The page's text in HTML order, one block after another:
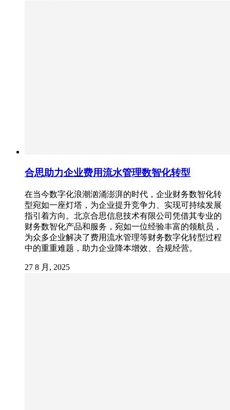
合思助力企业费用流水管理数智化转型
在当今数字化浪潮汹涌澎湃的时代，企业财务数智化转
型宛如一座灯塔，为企业提升竞争力、实现可持续发展
指引着方向。北京合思信息技术有限公司凭借其专业的
财务数智化产品和服务，宛如一位经验丰富的领航员，
为众多企业解决了费用流水管理等财务数字化转型过程
中的重重难题，助力企业降本增效、合规经营。
27 8 月, 2025